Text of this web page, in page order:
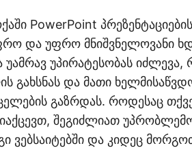
PowerPoint
და უფრო მნიშვნელოვანი
უამრავ უპირატესობას იძლევა,
გახსნას და მათი
გაზრდას. როდესაც
შეგიძლიათ
ვებსაიტებში და კიდეც